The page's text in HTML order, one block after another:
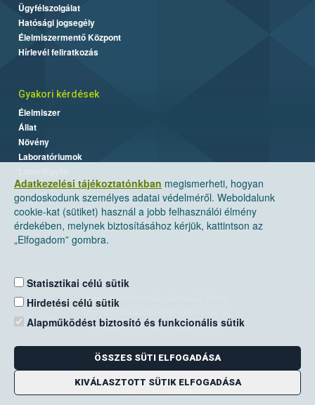
Adatkezelési tájékoztatónkban megismerheti, hogyan
gondoskodunk személyes adatai védelméről. Weboldalunk
cookie-kat (sütiket) használ a jobb felhasználói élmény
érdekében, melynek biztosításához kérjük, kattintson az
„Elfogadom” gombra.
Statisztikai célú sütik
Hirdetési célú sütik
Alapműködést biztosító és funkcionális sütik
ÖSSZES SÜTI ELFOGADÁSA
KIVÁLASZTOTT SÜTIK ELFOGADÁSA
Ügyfélszolgálat
Hatósági jogsegély
Élelmiszermentő Központ
Hírlevél feliratkozás
Gyakori kérdések
Élelmiszer
Állat
Növény
Laboratóriumok
Nemzeti Élelmiszerlánc-biztonsági Hivatal
Levelezési cím: 1525 Budapest. Pf. 30.
E-mail:ugyfelszolgalat@nebih.gov.hu
Zöld szám: 06-80/263-244
Telefon: 06-1/ 336-9000